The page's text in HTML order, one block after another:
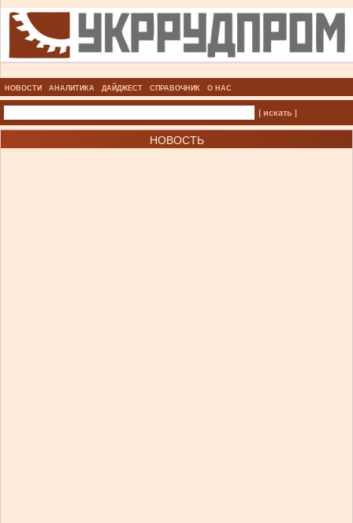
НОВОСТИ АНАЛИТИКА ДАЙДЖЕСТ СПРАВОЧНИК О НАС
| искать |
НОВОСТЬ